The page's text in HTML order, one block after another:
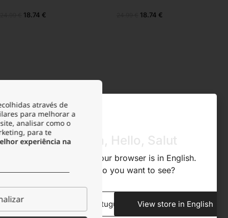
18.74 € 18.74 €
através de
para melhorar a
analisar como o
para te
experiência naOlá, Hola, Hello, Salut
We noticed that your browser is in English.
What store do you want to see?
View store in Portuguese View store in English